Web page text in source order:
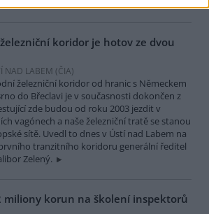
koridor je hotov ze dvou
NAD LABEM (ČIA)
železniční koridor od hranic s Německem
do Břeclavi je v současnosti dokončen z
zde budou od roku 2003 jezdit v
vagónech a naše železniční tratě se stanou
sítě. Uvedl to dnes v Ústí nad Labem na
tranzitního koridoru generální ředitel
Zelený.
miliony korun na školení inspektorů